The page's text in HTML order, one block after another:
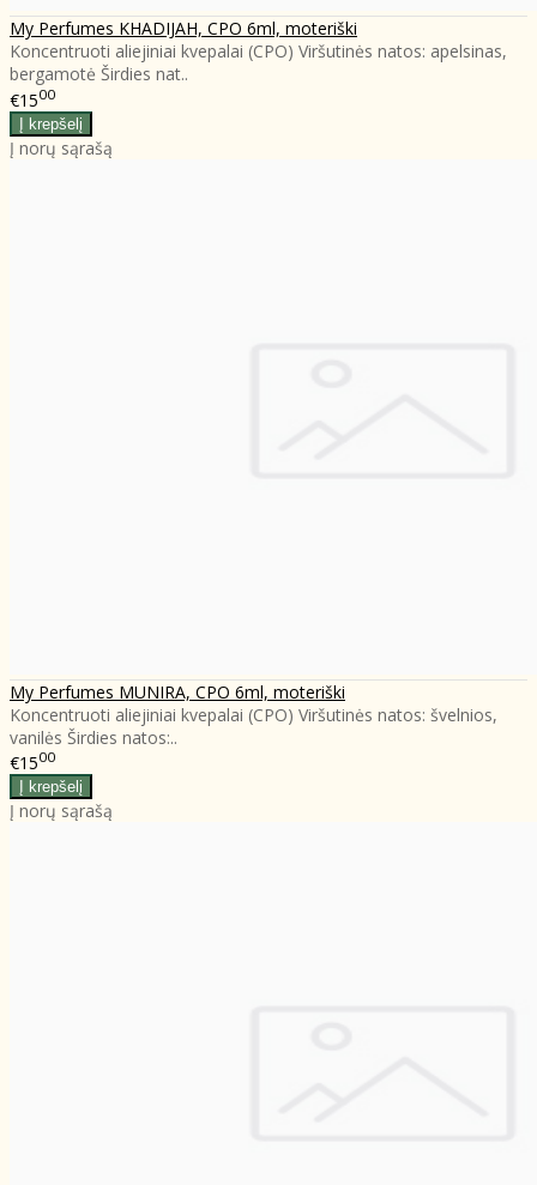
My Perfumes KHADIJAH, CPO 6ml, moteriški
Koncentruoti aliejiniai kvepalai (CPO) Viršutinės natos: apelsinas,
bergamotė Širdies nat..
€1500
Į norų sąrašą
My Perfumes MUNIRA, CPO 6ml, moteriški
Koncentruoti aliejiniai kvepalai (CPO) Viršutinės natos: švelnios,
vanilės Širdies natos:..
€1500
Į norų sąrašą